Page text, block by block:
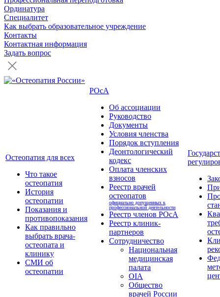
Ординатура
Специалитет
Как выбрать образовательное учреждение
Контакты
Контактная информация
Задать вопрос
Остеопатия для всех
Что такое
остеопатия
История
остеопатии
Показания и
противопоказания
Как правильно
выбрать врача-
остеопата и
клинику
СМИ об
остеопатии
РОсА
Об ассоциации
Руководство
Документы
Условия членства
Порядок вступления
Деонтологический
кодекс
Оплата членских
взносов
Реестр врачей
остеопатов
официально допущенных к
профессиональной деятельности
Реестр членов РОсА
Реестр клиник-
партнеров
Сотрудничество
Национальная
медицинская
палата
OIA
Общество
врачей России